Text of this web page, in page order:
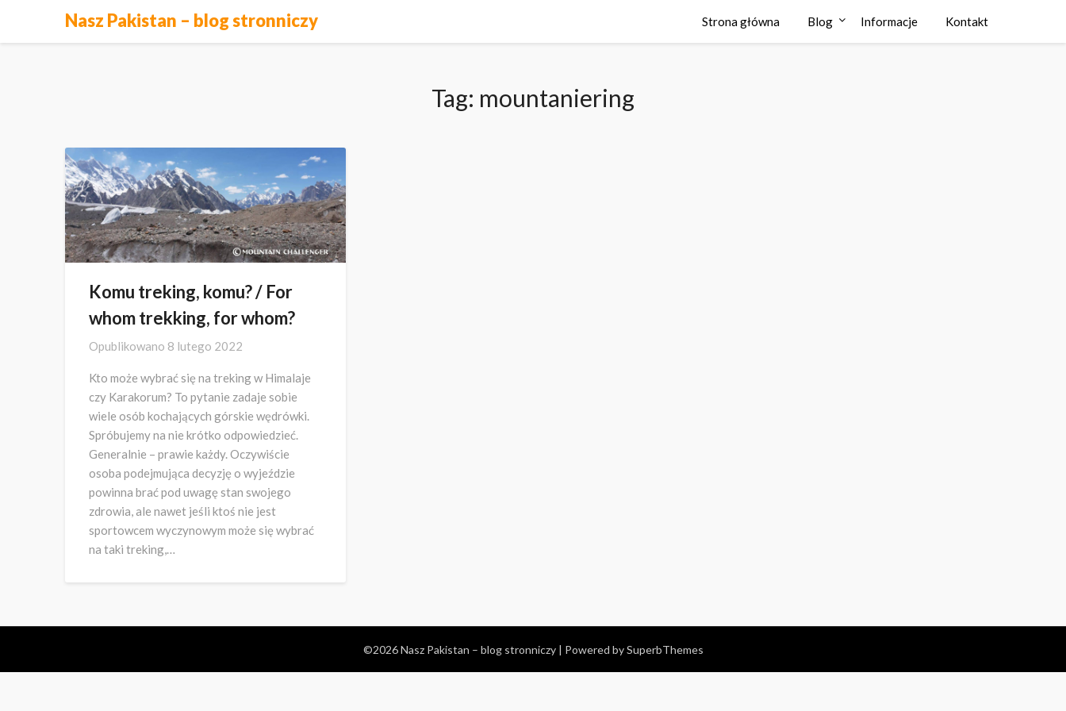
Nasz Pakistan – blog stronniczy Strona główna Blog Informacje Kontakt
Tag: mountaniering
Komu treking, komu? / For
whom trekking, for whom?
Opublikowano 8 lutego 2022
Kto może wybrać się na treking w Himalaje
czy Karakorum? To pytanie zadaje sobie
wiele osób kochających górskie wędrówki.
Spróbujemy na nie krótko odpowiedzieć.
Generalnie – prawie każdy. Oczywiście
osoba podejmująca decyzję o wyjeździe
powinna brać pod uwagę stan swojego
zdrowia, ale nawet jeśli ktoś nie jest
sportowcem wyczynowym może się wybrać
na taki treking,…
©2026 Nasz Pakistan – blog stronniczy | Powered bySuperbThemes